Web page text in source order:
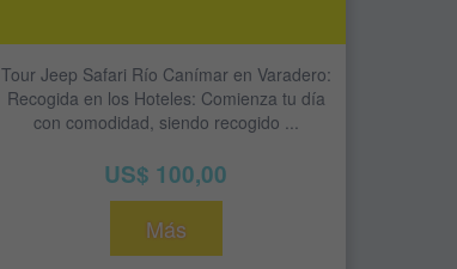
Tour Jeep Safari Río Canímar en Varadero:
Recogida en los Hoteles: Comienza tu día
con comodidad, siendo recogido ...
US$ 100,00
Más